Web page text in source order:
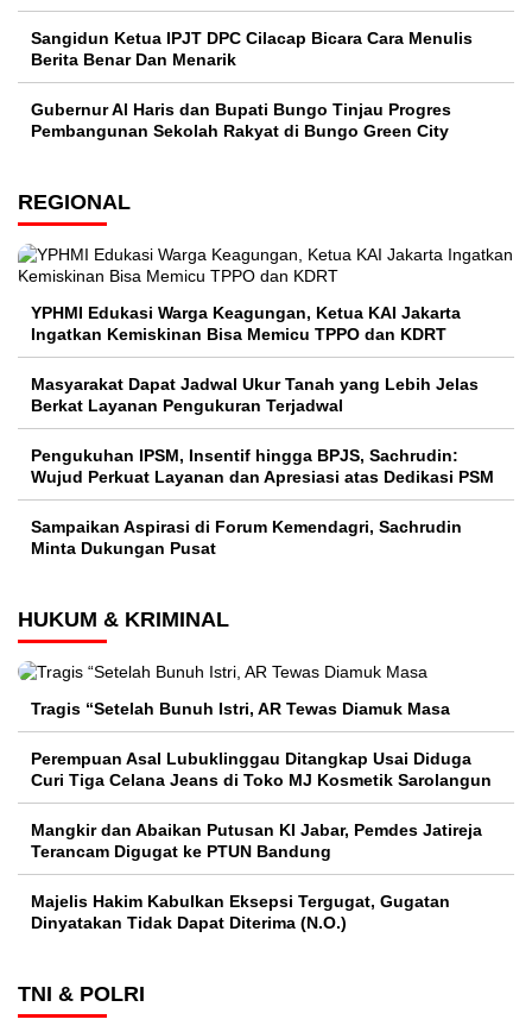
Sangidun Ketua IPJT DPC Cilacap Bicara Cara Menulis
Berita Benar Dan Menarik
​Gubernur Al Haris dan Bupati Bungo Tinjau Progres
Pembangunan Sekolah Rakyat di Bungo Green City
REGIONAL
YPHMI Edukasi Warga Keagungan, Ketua KAI Jakarta
Ingatkan Kemiskinan Bisa Memicu TPPO dan KDRT
Masyarakat Dapat Jadwal Ukur Tanah yang Lebih Jelas
Berkat Layanan Pengukuran Terjadwal
Pengukuhan IPSM, Insentif hingga BPJS, Sachrudin:
Wujud Perkuat Layanan dan Apresiasi atas Dedikasi PSM
Sampaikan Aspirasi di Forum Kemendagri, Sachrudin
Minta Dukungan Pusat
HUKUM & KRIMINAL
Tragis “Setelah Bunuh Istri, AR Tewas Diamuk Masa
Perempuan Asal Lubuklinggau Ditangkap Usai Diduga
Curi Tiga Celana Jeans di Toko MJ Kosmetik Sarolangun
Mangkir dan Abaikan Putusan KI Jabar, Pemdes Jatireja
Terancam Digugat ke PTUN Bandung
Majelis Hakim Kabulkan Eksepsi Tergugat, Gugatan
Dinyatakan Tidak Dapat Diterima (N.O.)
TNI & POLRI